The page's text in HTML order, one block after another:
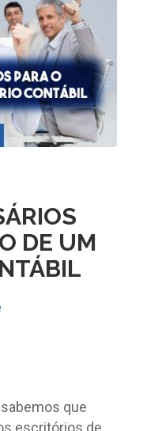
DE UM
que
escritórios de